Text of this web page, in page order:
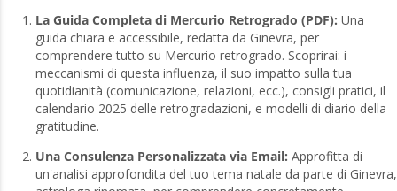
La Guida Completa di Mercurio Retrogrado (PDF): Una
guida chiara e accessibile, redatta da Ginevra, per
comprendere tutto su Mercurio retrogrado. Scoprirai: i
meccanismi di questa influenza, il suo impatto sulla tua
quotidianità (comunicazione, relazioni, ecc.), consigli pratici, il
calendario 2025 delle retrogradazioni, e modelli di diario della
gratitudine.
Una Consulenza Personalizzata via Email: Approfitta di
un'analisi approfondita del tuo tema natale da parte di Ginevra,